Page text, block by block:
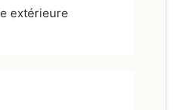
extérieure